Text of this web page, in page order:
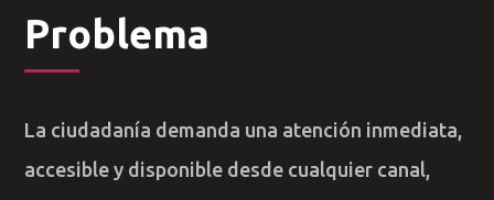
Problema
La ciudadanía demanda una atención inmediata,
accesible y disponible desde cualquier canal,